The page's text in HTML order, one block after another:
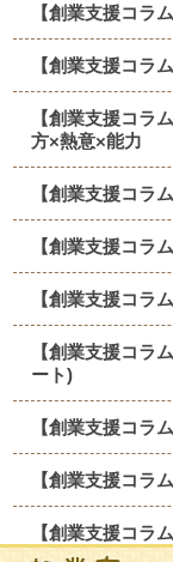
【創業支援コラ
【創業支援コラ
【創業支援コラ
方×熱意×能力
【創業支援コラ
【創業支援コラ
【創業支援コラ
【創業支援コラ
ート)
【創業支援コラ
【創業支援コラ
【創業支援コラ